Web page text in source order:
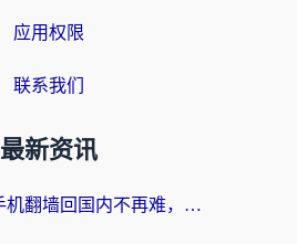
应用权限
联系我们
最新资讯
海外党必看：手机翻墙回国内不再难，一篇搞定无缝访问国内资源指南